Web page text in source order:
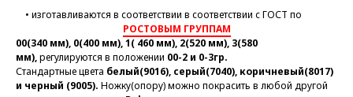
• изготавливаются в соответствии в соответствии с ГОСТ по
РОСТОВЫМ ГРУППАМ
00(340 мм), 0(400 мм), 1( 460 мм), 2(520 мм), 3(580
мм),регулируются в положении 00-2 и 0-3гр.
Стандартные цвета белый(9016), серый(7040), коричневый(8017)
и черный (9005). Ножку(опору) можно покрасить в любой другой